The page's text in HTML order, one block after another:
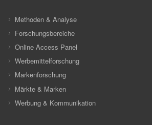
Methoden & Analyse
Forschungsbereiche
Online Access Panel
Werbemittelforschung
Markenforschung
Märkte & Marken
Werbung & Kommunikation